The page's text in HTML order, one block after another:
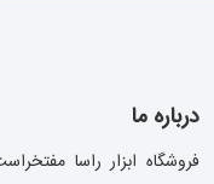
درباره ما
فروشگاه ابزار راسا